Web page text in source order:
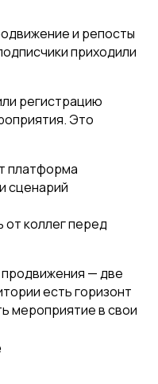
и репосты
приходили
регистрацию
Это
платформа
сценарий
от коллег перед
— две
есть горизонт
мероприятие в свои